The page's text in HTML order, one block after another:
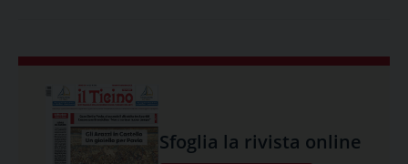
Sfoglia la rivista online